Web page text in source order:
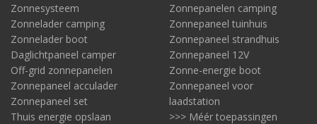
Zonnesysteem
Zonnelader camping
Zonnelader boot
Daglichtpaneel camper
Off-grid zonnepanelen
Zonnepaneel acculader
Zonnepaneel set
Thuis energie opslaan
Zonnepanelen camping
Zonnepaneel tuinhuis
Zonnepaneel strandhuis
Zonnepaneel 12V
Zonne-energie boot
Zonnepaneel voor
laadstation
>>> Méér toepassingen